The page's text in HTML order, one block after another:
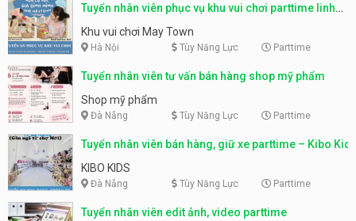
Tuyển nhân viên phục vụ khu vui chơi parttime linh
động
Khu vui chơi May Town
Hà Nội Tùy Năng Lực Parttime
Tuyển nhân viên tư vấn bán hàng shop mỹ phẩm
Shop mỹ phẩm
Đà Nẵng Tùy Năng Lực Parttime
Tuyển nhân viên bán hàng, giữ xe parttime – Kibo Kid
KIBO KIDS
Đà Nẵng Tùy Năng Lực Parttime
Tuyển nhân viên edit ảnh, video parttime